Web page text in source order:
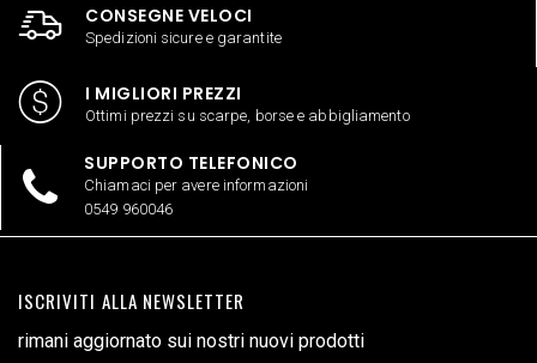
CONSEGNE VELOCI
Spedizioni sicure e garantite
I MIGLIORI PREZZI
Ottimi prezzi su scarpe, borse e abbigliamento
SUPPORTO TELEFONICO
Chiamaci per avere informazioni
0549 960046
ISCRIVITI ALLA NEWSLETTER
rimani aggiornato sui nostri nuovi prodotti